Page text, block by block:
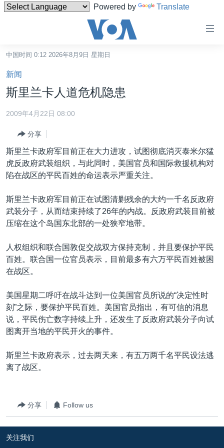
Powered by Translate
碍
链
接
跳
转
容
转
到
导
航
跳
检
中国
港澳
国际
最新国际新闻
中东
欧洲
非洲
美洲
分类新闻
人权·法律·宗教
科教·文娱·体健
军事
劳工
热点专题
白宫要闻
国会报道
美中关系
埃博拉疫情
美国之音专访
重要讲话与声明
台海两岸关系
南中国海争端
关注新疆
GEN Z 看美国
VOA视频
VOA今日焦点
中文广播
关注我们
其他语言网站
中国时间 0:12 2026年8月9日 星期日
新闻
斯里兰卡人道危机隐患
2009年4月22日 08:00
分享
斯里兰卡政府军目前正在大力进攻，试图彻底消灭泰米尔猛
虎反政府武装组织，与此同时，美国官员和国际救援机构对
陷在战区的平民百姓的命运表示严重关注。
斯里兰卡政府军目前正在试图清剿残余的大约一千名反政府
武装分子，从而结束持续了26年的内战。反政府武装目前被
压缩在这个岛国东北部的一处狭窄地带。
人权组织和联合国敦促交战双方保持克制，并且要保护平民
百姓。联合国一位官员表示，目前最多有六万平民百姓被困
在战区。
美国星期二呼吁在战斗达到一位美国官员所说的“决定性时
刻”之际，要保护平民百姓。美国官员指出，有可信的消息
说，平民伤亡数字持续上升，还发生了反政府武装分子向试
图离开当地的平民开火的事件。
斯里兰卡政府表示，过去两天来，有五万两千名平民设法逃
离了战区。
分享 Follow us
关注我们